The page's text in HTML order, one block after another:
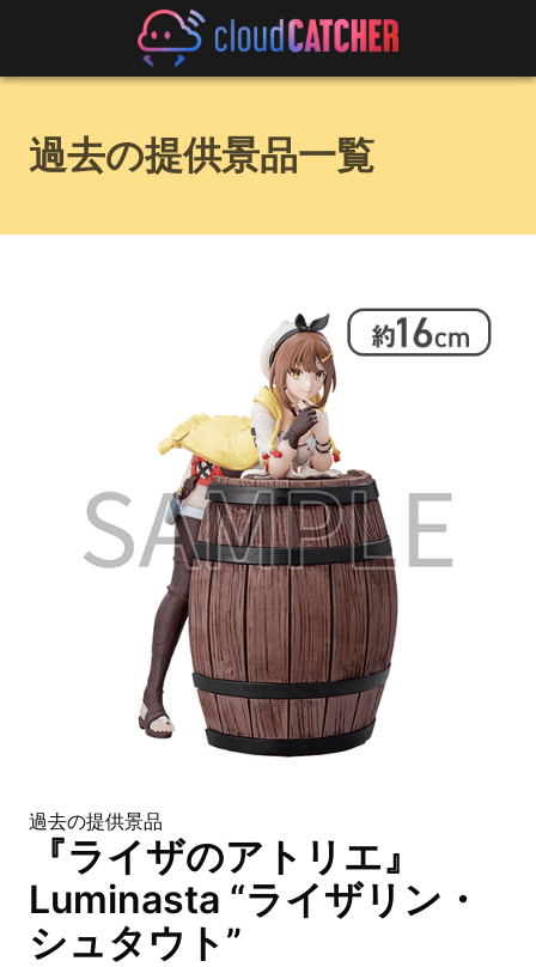
過去の提供景品一覧
過去の提供景品
『ライザのアトリエ』
Luminasta “ライザリン・
シュタウト”